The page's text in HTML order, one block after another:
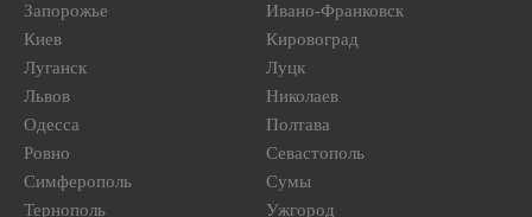
Запорожье
Ивано-Франковск
Киев
Кировоград
Луганск
Луцк
Львов
Николаев
Одесса
Полтава
Ровно
Севастополь
Симферополь
Сумы
Тернополь
Ужгород